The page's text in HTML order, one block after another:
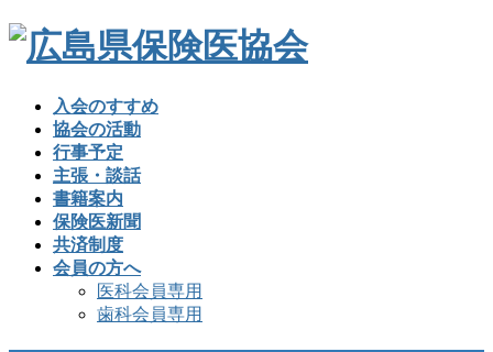
入会のすすめ
協会の活動
行事予定
主張・談話
書籍案内
保険医新聞
共済制度
会員の方へ
医科会員専用
歯科会員専用